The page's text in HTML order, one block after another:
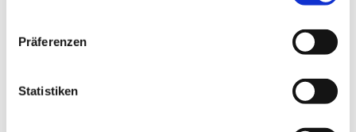
Präferenzen
Statistiken